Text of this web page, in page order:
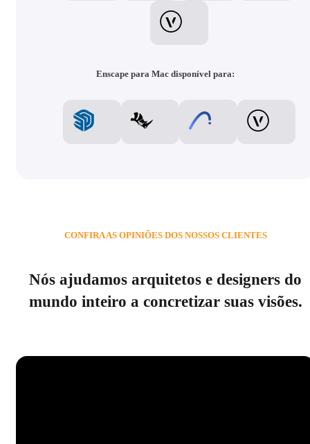
Enscape para Mac disponível para:
Nós ajudamos arquitetos e designers do
mundo inteiro a concretizar suas visões.
CONFIRA AS OPINIÕES DOS NOSSOS CLIENTES